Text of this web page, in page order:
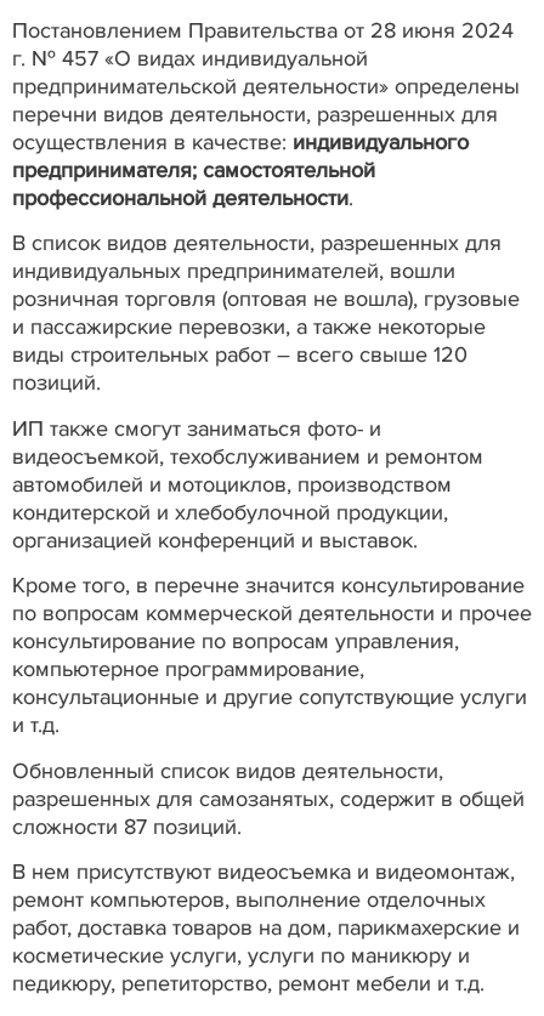
Постановлением Правительства от 28 июня 2024
г. № 457 «О видах индивидуальной
предпринимательской деятельности» определены
перечни видов деятельности, разрешенных для
осуществления в качестве: индивидуального
предпринимателя; самостоятельной
профессиональной деятельности.
В список видов деятельности, разрешенных для
индивидуальных предпринимателей, вошли
розничная торговля (оптовая не вошла), грузовые
и пассажирские перевозки, а также некоторые
виды строительных работ – всего свыше 120
позиций.
ИП также смогут заниматься фото- и
видеосъемкой, техобслуживанием и ремонтом
автомобилей и мотоциклов, производством
кондитерской и хлебобулочной продукции,
организацией конференций и выставок.
Кроме того, в перечне значится консультирование
по вопросам коммерческой деятельности и прочее
консультирование по вопросам управления,
компьютерное программирование,
консультационные и другие сопутствующие услуги
и т.д.
Обновленный список видов деятельности,
разрешенных для самозанятых, содержит в общей
сложности 87 позиций.
В нем присутствуют видеосъемка и видеомонтаж,
ремонт компьютеров, выполнение отделочных
работ, доставка товаров на дом, парикмахерские и
косметические услуги, услуги по маникюру и
педикюру, репетиторство, ремонт мебели и т.д.